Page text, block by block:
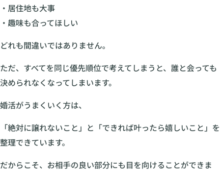
・居住地も大事
・趣味も合ってほしい
どれも間違いではありません。
ただ、すべてを同じ優先順位で考えてしまうと、誰と会っても
決められなくなってしまいます。
婚活がうまくいく方は、
「絶対に譲れないこと」と「できれば叶ったら嬉しいこと」を
整理できています。
だからこそ、お相手の良い部分にも目を向けることができま